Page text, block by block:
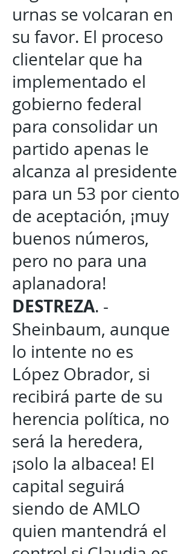
urnas se volcaran en
su favor. El proceso
clientelar que ha
implementado el
gobierno federal
para consolidar un
partido apenas le
alcanza al presidente
para un 53 por ciento
de aceptación, ¡muy
buenos números,
pero no para una
aplanadora!
DESTREZA. -
Sheinbaum, aunque
lo intente no es
López Obrador, si
recibirá parte de su
herencia política, no
será la heredera,
¡solo la albacea! El
capital seguirá
siendo de AMLO
quien mantendrá el